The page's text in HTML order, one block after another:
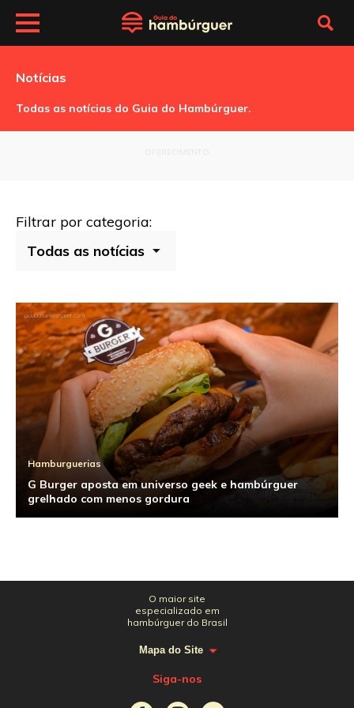
Notícias
Todas as notícias do Guia do Hambúrguer.
Filtrar por categoria:
Hamburguerias
G Burger aposta em universo geek e hambúrguer
grelhado com menos gordura
O maior site
especializado em
hambúrguer do Brasil
Mapa do Site
Siga-nos